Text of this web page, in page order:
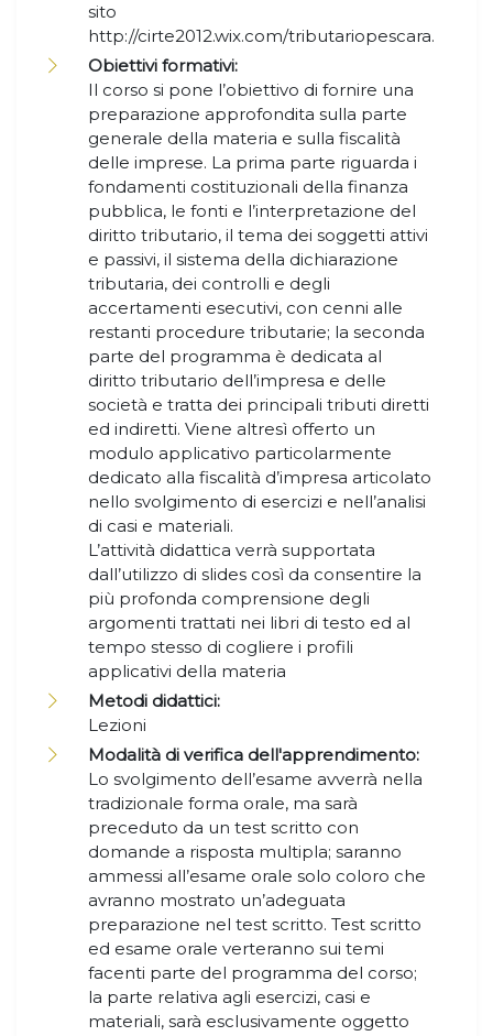
sito
http://cirte2012.wix.com/tributariopescara.
Obiettivi formativi:
Il corso si pone l’obiettivo di fornire una
preparazione approfondita sulla parte
generale della materia e sulla fiscalità
delle imprese. La prima parte riguarda i
fondamenti costituzionali della finanza
pubblica, le fonti e l’interpretazione del
diritto tributario, il tema dei soggetti attivi
e passivi, il sistema della dichiarazione
tributaria, dei controlli e degli
accertamenti esecutivi, con cenni alle
restanti procedure tributarie; la seconda
parte del programma è dedicata al
diritto tributario dell’impresa e delle
società e tratta dei principali tributi diretti
ed indiretti. Viene altresì offerto un
modulo applicativo particolarmente
dedicato alla fiscalità d’impresa articolato
nello svolgimento di esercizi e nell’analisi
di casi e materiali.
L’attività didattica verrà supportata
dall’utilizzo di slides così da consentire la
più profonda comprensione degli
argomenti trattati nei libri di testo ed al
tempo stesso di cogliere i profili
applicativi della materia
Metodi didattici:
Lezioni
Modalità di verifica dell'apprendimento:
Lo svolgimento dell’esame avverrà nella
tradizionale forma orale, ma sarà
preceduto da un test scritto con
domande a risposta multipla; saranno
ammessi all’esame orale solo coloro che
avranno mostrato un’adeguata
preparazione nel test scritto. Test scritto
ed esame orale verteranno sui temi
facenti parte del programma del corso;
la parte relativa agli esercizi, casi e
materiali, sarà esclusivamente oggetto